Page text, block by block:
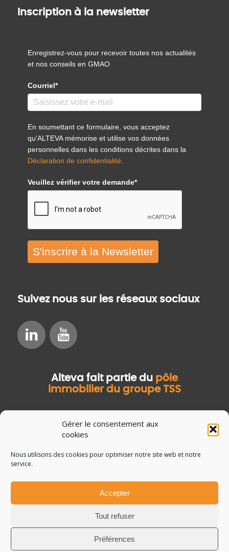
Gérer le consentement aux
cookies
Nous utilisons des cookies pour optimiser notre site web et notre
service.
Accepter
Tout refuser
Préférences
Inscription à la newsletter
Enregistrez-vous pour recevoir toutes nos actualités
et nos conseils en GMAO
Courriel*
En soumettant ce formulaire, vous acceptez
qu'ALTEVA mémorise et utilise vos données
personnelles dans les conditions décrites dans la
Déclaration de confidentialité
Veuillez vérifier votre demande*
S'inscrire à la Newsletter
Suivez nous sur les réseaux sociaux
Alteva fait partie du pôle
immobilier du groupe TSS
© Copyright Salvia Développement
Données personnelles Guide de la GMAO